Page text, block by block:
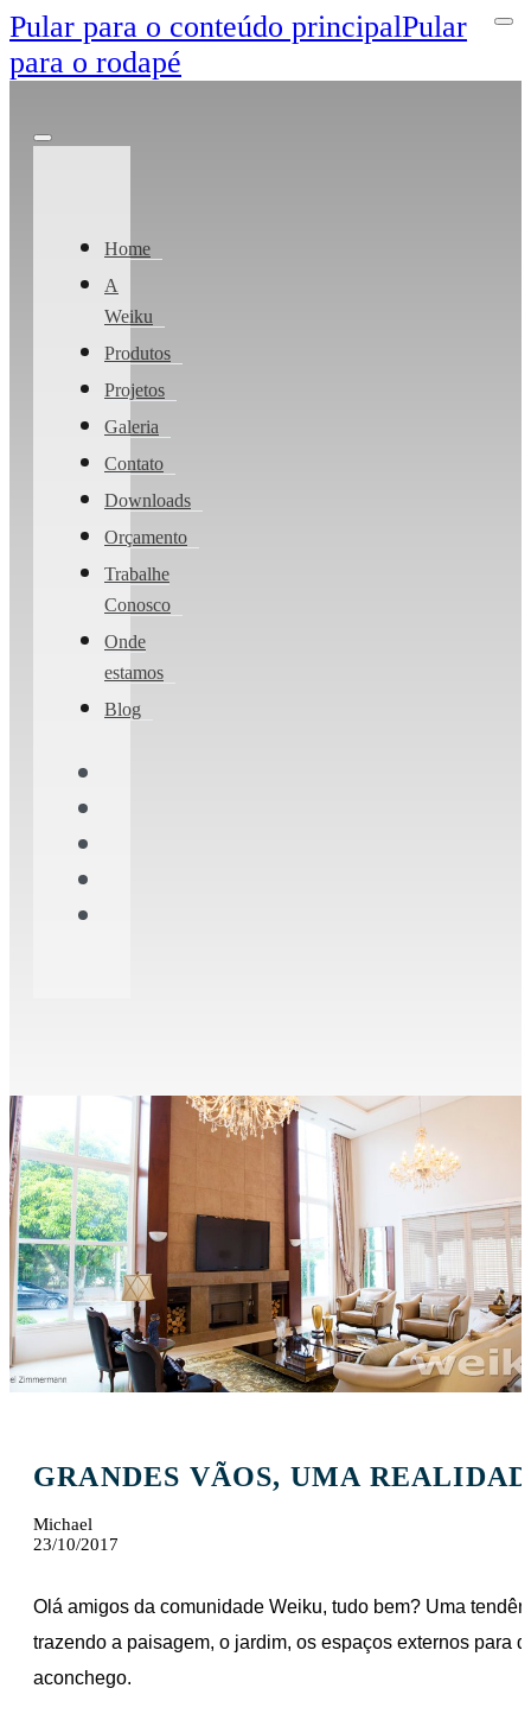
Pular para o conteúdo principalPular
para o rodapé
Home
A
Weiku
Produtos
Projetos
Galeria
Contato
Downloads
Orçamento
Trabalhe
Conosco
Onde
estamos
Blog
GRANDES VÃOS, UMA
Michael
23/10/2017
Olá amigos da comunidade Weiku, tudo bem? Uma
trazendo a paisagem, o jardim, os espaços externos para
aconchego.